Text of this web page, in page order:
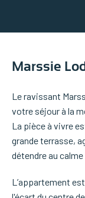
Marssie
Le ravissant
votre séjour à la
La pièce à vivre
grande terrasse,
détendre au
L’appartement